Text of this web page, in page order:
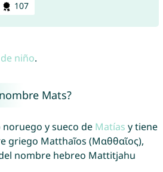
107
niño.
Mats?
y sueco de Matías y tiene
griego Matthaĩos (Μαθθαῖος),
nombre hebreo Mattitjahu